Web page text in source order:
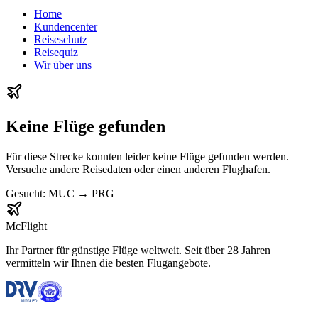
Home
Kundencenter
Reiseschutz
Reisequiz
Wir über uns
Keine Flüge gefunden
Für diese Strecke konnten leider keine Flüge gefunden werden.
Versuche andere Reisedaten oder einen anderen Flughafen.
Gesucht: MUC → PRG
McFlight
Ihr Partner für günstige Flüge weltweit. Seit über 28 Jahren
vermitteln wir Ihnen die besten Flugangebote.